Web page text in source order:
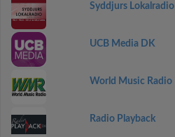
Syddjurs Lokalradio
UCB Media DK
World Music Radio
Radio Playback